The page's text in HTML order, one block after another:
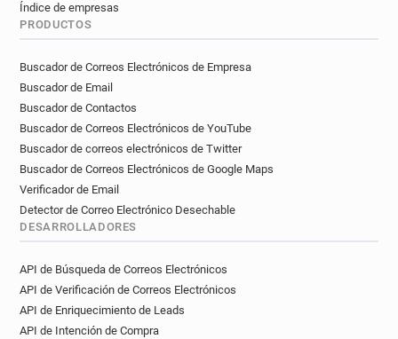
Índice de empresas
PRODUCTOS
Buscador de Correos Electrónicos de Empresa
Buscador de Email
Buscador de Contactos
Buscador de Correos Electrónicos de YouTube
Buscador de correos electrónicos de Twitter
Buscador de Correos Electrónicos de Google Maps
Verificador de Email
Detector de Correo Electrónico Desechable
DESARROLLADORES
API de Búsqueda de Correos Electrónicos
API de Verificación de Correos Electrónicos
API de Enriquecimiento de Leads
API de Intención de Compra